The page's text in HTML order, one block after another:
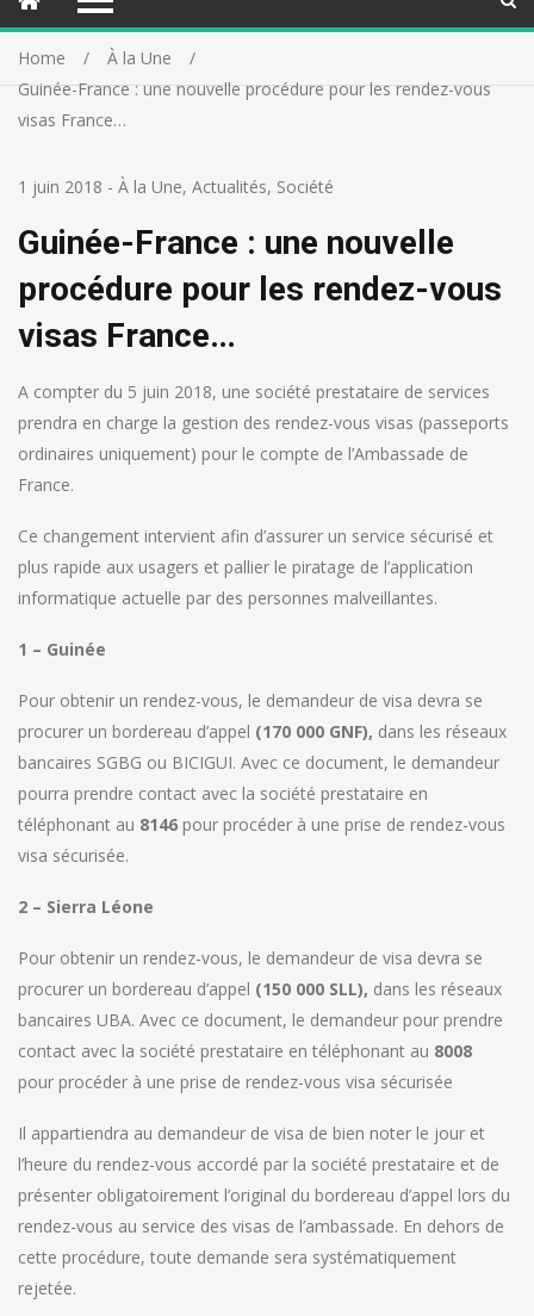
Home
À la Une
Guinée-France : une nouvelle procédure pour les rendez-vous
visas France…
1 juin 2018 - À la Une, Actualités, Société
Guinée-France : une nouvelle
procédure pour les rendez-vous
visas France…
A compter du 5 juin 2018, une société prestataire de services
prendra en charge la gestion des rendez-vous visas (passeports
ordinaires uniquement) pour le compte de l’Ambassade de
France.
Ce changement intervient afin d’assurer un service sécurisé et
plus rapide aux usagers et pallier le piratage de l’application
informatique actuelle par des personnes malveillantes.
1 – Guinée
Pour obtenir un rendez-vous, le demandeur de visa devra se
procurer un bordereau d’appel (170 000 GNF), dans les réseaux
bancaires SGBG ou BICIGUI. Avec ce document, le demandeur
pourra prendre contact avec la société prestataire en
téléphonant au 8146 pour procéder à une prise de rendez-vous
visa sécurisée.
2 – Sierra Léone
Pour obtenir un rendez-vous, le demandeur de visa devra se
procurer un bordereau d’appel (150 000 SLL), dans les réseaux
bancaires UBA. Avec ce document, le demandeur pour prendre
contact avec la société prestataire en téléphonant au 8008
pour procéder à une prise de rendez-vous visa sécurisée
Il appartiendra au demandeur de visa de bien noter le jour et
l’heure du rendez-vous accordé par la société prestataire et de
présenter obligatoirement l’original du bordereau d’appel lors du
rendez-vous au service des visas de l’ambassade. En dehors de
cette procédure, toute demande sera systématiquement
rejetée.